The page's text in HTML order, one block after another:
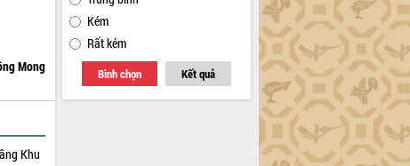
Mong
Khu
Kém
Rất kém
Bình chọn Kết quả